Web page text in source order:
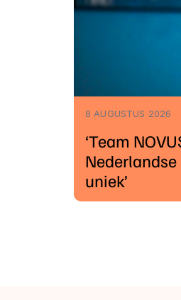
8 AUGUSTUS 2026
‘Team
uniek’